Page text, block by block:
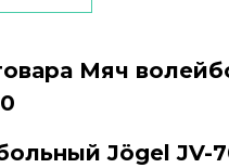
Мяч
Jögel JV-